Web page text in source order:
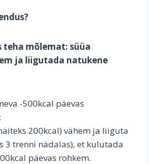
teha mõlemat: süüa
ja liigutada natukene
-500kcal päevas
200kcal) vähem ja liiguta
3 trenni nädalas), et kulutada
päevas rohkem.